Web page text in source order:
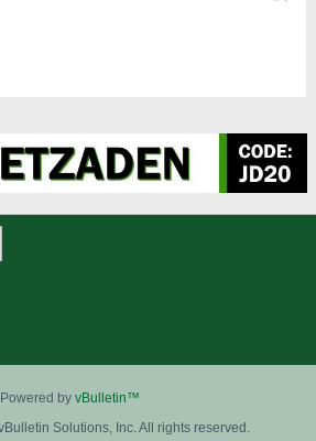
Powered by vBulletin™
Solutions, Inc. All rights reserved.